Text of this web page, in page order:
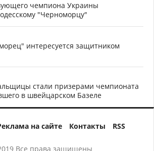
чемпиона Украины
"Черноморцу"
интересуется защитником
стали призерами чемпионата
в швейцарском Базеле
на сайте Контакты RSS
Все права защищены